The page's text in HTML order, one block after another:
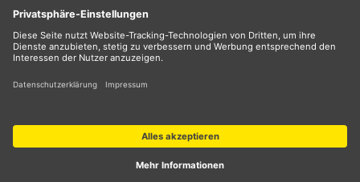
** ehemaliger UVP
*** Preis entspricht unserem Markteinführungspreis